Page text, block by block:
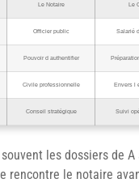
Le Notaire Le
Officier public Salarié
Pouvoir d authentifier
Civile professionnelle Envers l
Conseil stratégique Suivi
les dossiers de A
rencontre le notaire